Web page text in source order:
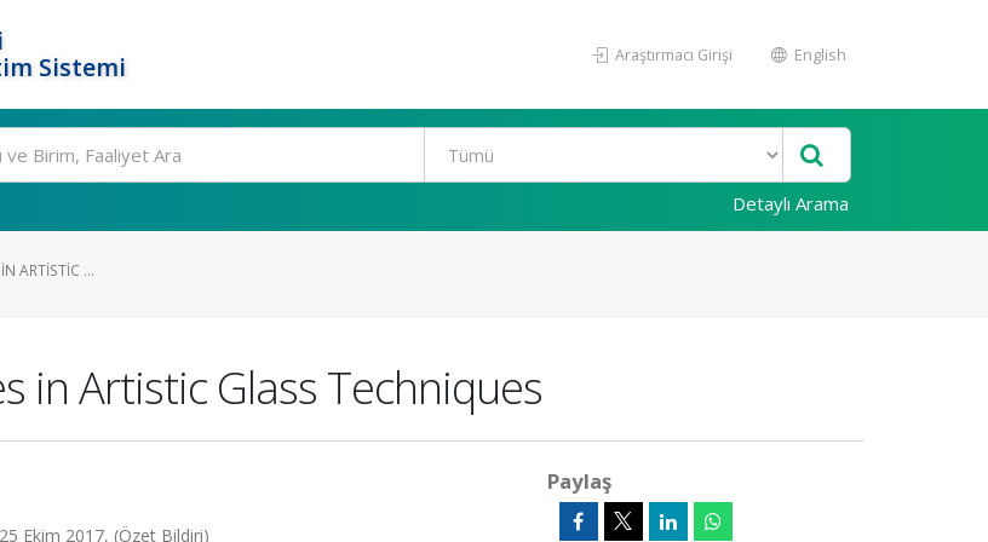
Sistemi
Araştırmacı Girişi English
Detaylı Arama
ARTISTIC ...
in Artistic Glass Techniques
Ekim 2017, (Özet Bildiri)
Paylaş